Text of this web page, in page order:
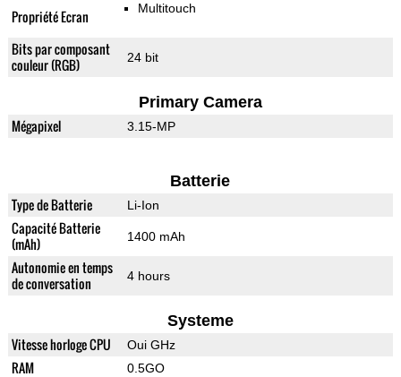
Propriété Ecran Multitouch
Bits par composant
couleur (RGB)
24 bit
Primary Camera
Mégapixel 3.15-MP
Batterie
Type de Batterie Li-Ion
Capacité Batterie
(mAh)
1400 mAh
Autonomie en temps
de conversation
4 hours
Systeme
Vitesse horloge CPU Oui GHz
RAM 0.5GO